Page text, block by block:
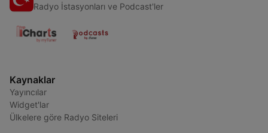
Radyo İstasyonları ve Podcast'ler
Kaynaklar
Yayıncılar
Widget'lar
Ülkelere göre Radyo Siteleri